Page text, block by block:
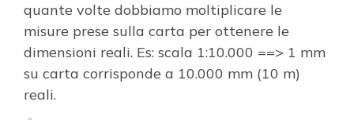
quante volte dobbiamo moltiplicare le
misure prese sulla carta per ottenere le
dimensioni reali. Es: scala 1:10.000 ==> 1 mm
su carta corrisponde a 10.000 mm (10 m)
reali.